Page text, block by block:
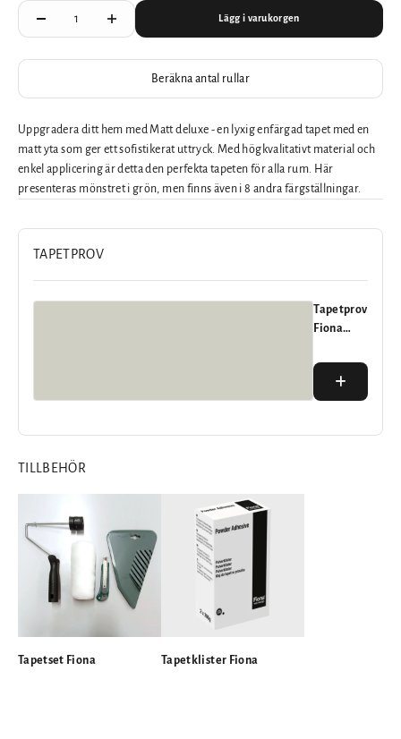
Lägg i varukorgen
Beräkna antal rullar
Uppgradera ditt hem med Matt deluxe - en lyxig enfärgad tapet med en
matt yta som ger ett sofistikerat uttryck. Med högkvalitativt material och
enkel applicering är detta den perfekta tapeten för alla rum. Här
presenteras mönstret i grön, men finns även i 8 andra färgställningar.
TAPETPROV
Tapetprov
Fiona
Elegance
Matt
deluxe
TILLBEHÖR
Tapetset Fiona Tapetklister Fiona